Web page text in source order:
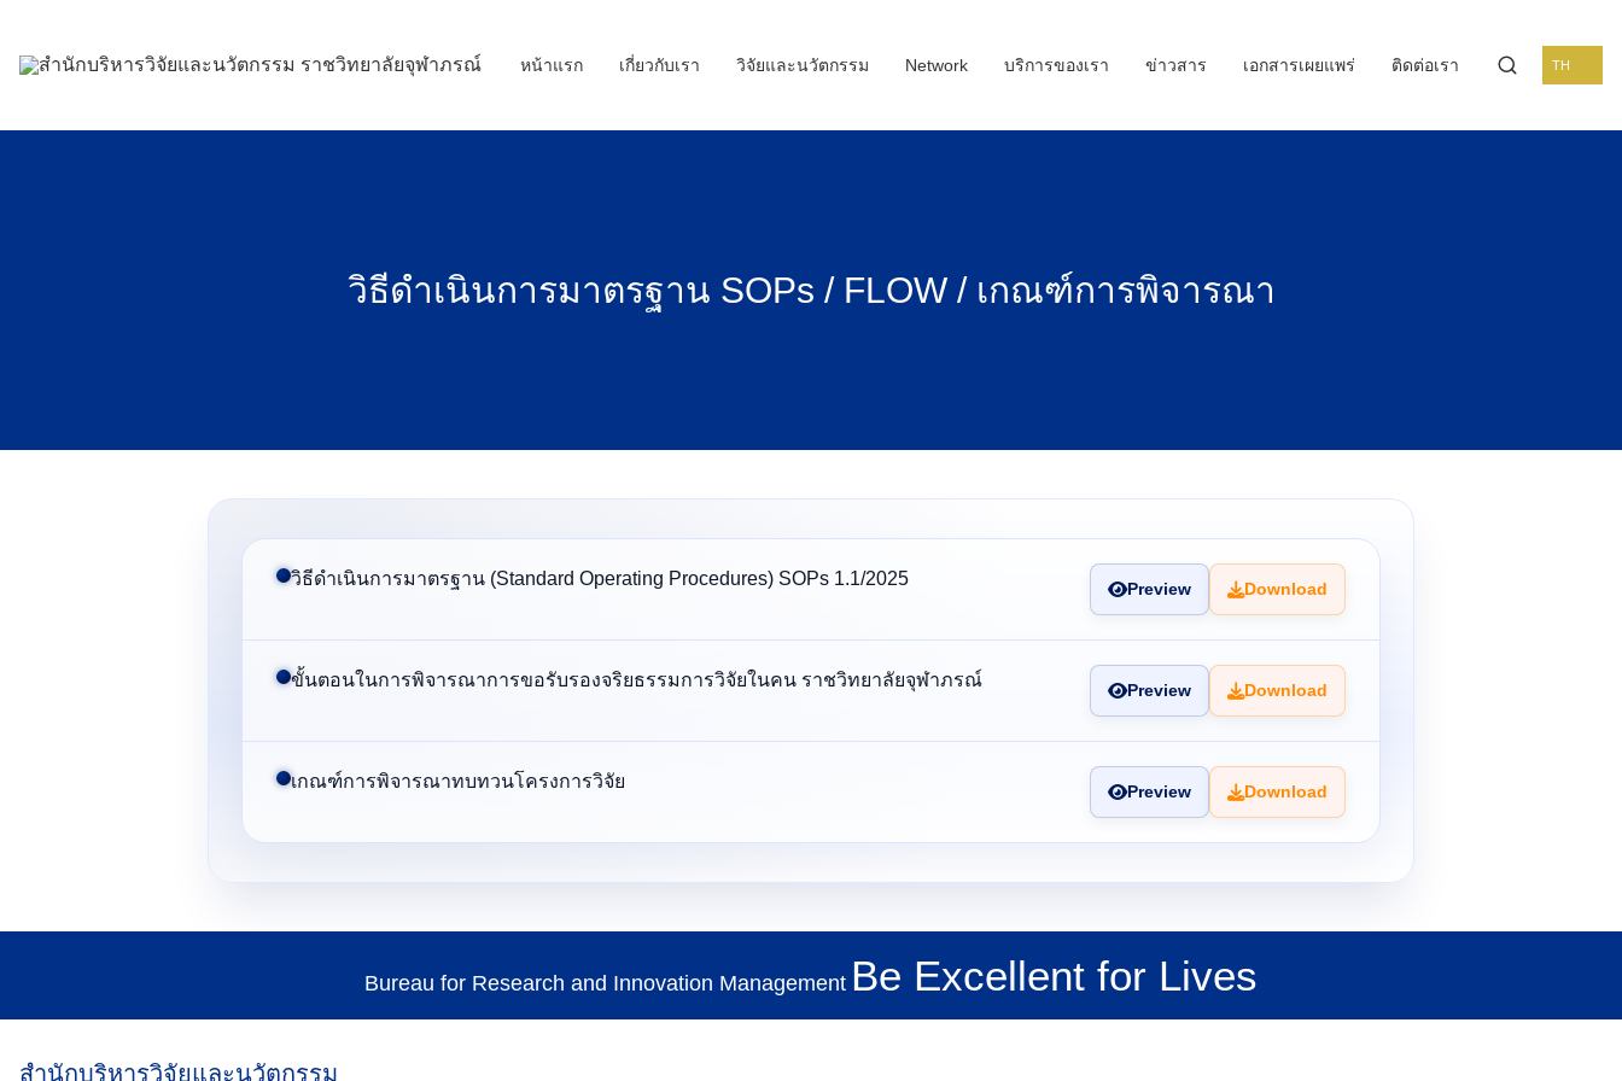
content
หน้าแรก เกี่ยวกับเรา วิจัยและนวัตกรรม Network บริการของเรา ข่าวสาร เอกสารเผยแพร่ ติดต่อเรา TH
วิธีดำเนินการมาตรฐาน SOPs / FLOW / เกณฑ์การพิจารณา
วิธีดําเนินการมาตรฐาน (Standard Operating Procedures) SOPs 1.1/2025 Preview Download
ขั้นตอนในการพิจารณาการขอรับรองจริยธรรมการวิจัยในคน ราชวิทยาลัยจุฬาภรณ์ Preview Download
เกณฑ์การพิจารณาทบทวนโครงการวิจัย Preview Download
Bureau for Research and Innovation Management Be Excellent for Lives
สำนักบริหารวิจัยและนวัตกรรม